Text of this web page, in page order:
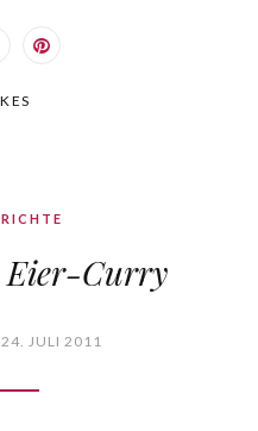
Eier-Curry
24. JULI 2011